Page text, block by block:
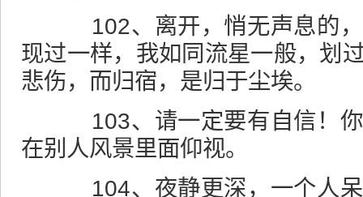
102、离开，悄无声息的，
现过一样，我如同流星一般，划
悲伤，而归宿，是归于尘埃。
103、请一定要有自信 ！
在别人风景里面仰视。
104、夜静更深，一个人呆